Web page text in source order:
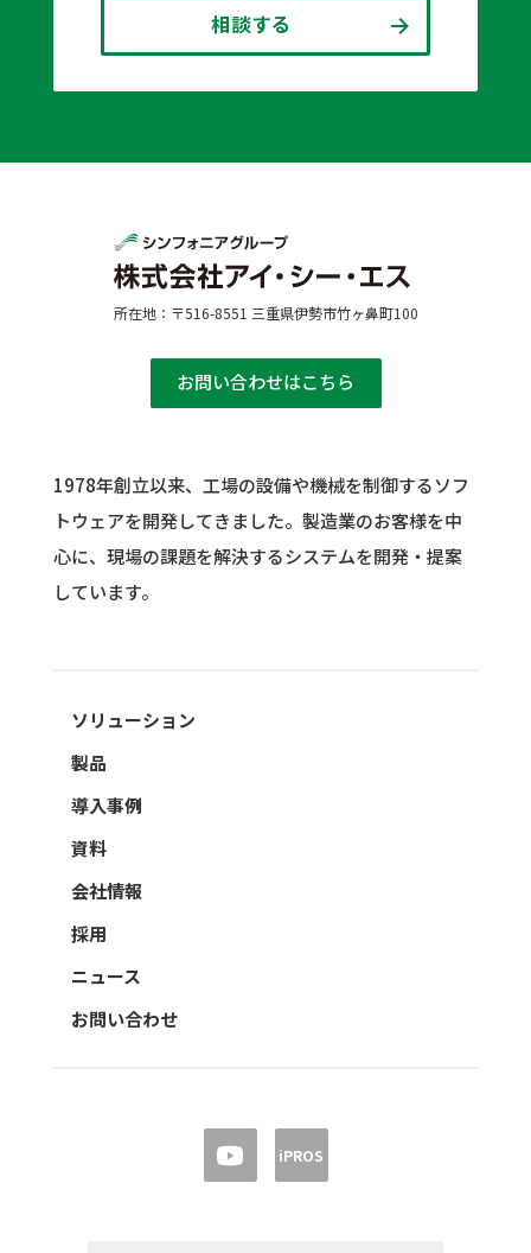
相談する
所在地：〒516-8551 三重県伊勢市竹ヶ鼻町100
お問い合わせはこちら
1978年創立以来、工場の設備や機械を制御するソフ
トウェアを開発してきました。 製造業のお客様を中
心に、現場の課題を解決するシステムを開発・提案
しています。
ソリューション
製品
導入事例
資料
会社情報
採用
ニュース
お問い合わせ
iPROS